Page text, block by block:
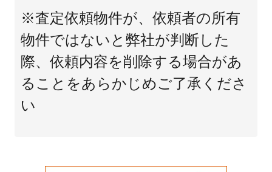
※査定依頼物件が、依頼者の所有
物件ではないと弊社が判断した
際、依頼内容を削除する場合があ
ることをあらかじめご了承くださ
い